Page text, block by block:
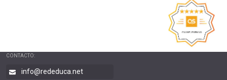
CONTACTO:
info@rededuca.net